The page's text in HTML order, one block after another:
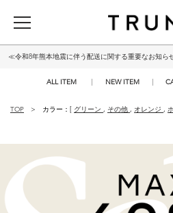
≪令和8年熊本地震に伴う配送に関する重要なお知ら
ALL ITEM NEW ITEM
TOP カラー：[ グリーン , その他 , オレンジ ,